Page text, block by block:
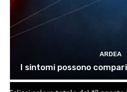
ARDEA
I sintomi possono